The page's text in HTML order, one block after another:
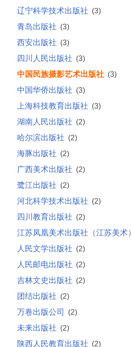
辽宁科学技术出版社 (3)
青岛出版社 (3)
西安出版社 (3)
四川人民出版社 (3)
中国民族摄影艺术出版社 (3)
中国华侨出版社 (3)
上海科技教育出版社 (3)
湖南人民出版社 (2)
哈尔滨出版社 (2)
海豚出版社 (2)
广西美术出版社 (2)
鹭江出版社 (2)
河北科学技术出版社 (2)
四川教育出版社 (2)
江苏凤凰美术出版社（江苏美术）
人民文学出版社 (2)
人民邮电出版社 (2)
吉林文史出版社 (2)
团结出版社 (2)
万卷出版公司 (2)
未来出版社 (2)
陕西人民教育出版社 (2)